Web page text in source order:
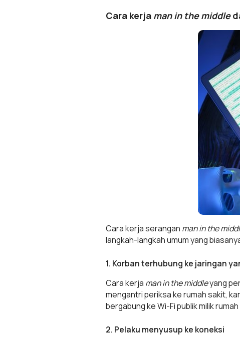
Cara kerja man in the middle
Cara kerja serangan man in the
langkah-langkah umum yang
1. Korban terhubung ke jaringan
Cara kerja man in the middleyang
mengantri periksa ke rumah sakit,
bergabung ke Wi-Fi publik milik
2. Pelaku menyusup ke koneksi